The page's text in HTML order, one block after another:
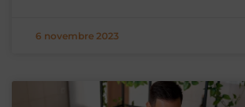
6 novembre 2023